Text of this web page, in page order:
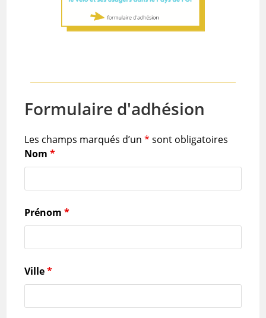
Formulaire d'adhésion
Les champs marqués d’un* sont obligatoires
Nom*
Prénom*
Ville*